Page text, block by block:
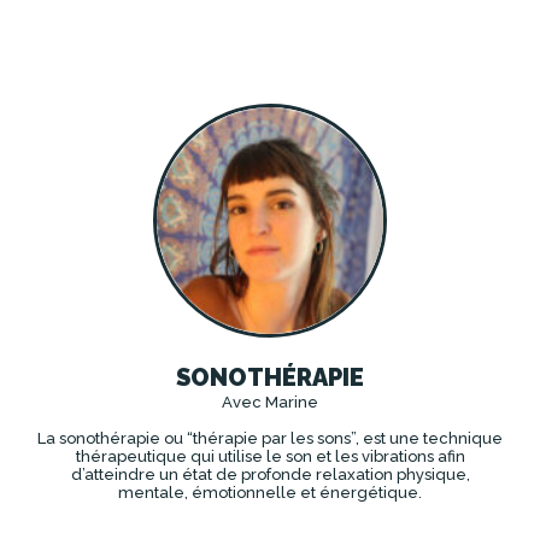
SONOTHÉRAPIE
Avec Marine
La sonothérapie ou “thérapie par les sons”, est une technique
thérapeutique qui utilise le son et les vibrations afin
d’atteindre un état de profonde relaxation physique,
mentale, émotionnelle et énergétique.